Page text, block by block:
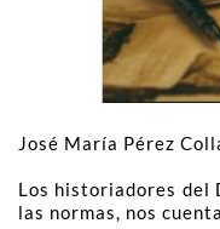
José María Pérez
Los historiadores del
las normas, nos